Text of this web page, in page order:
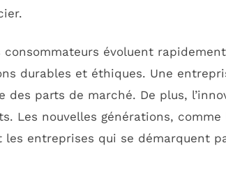
évoluent
durables et éthiques. Une
des parts de marché. De plus,
Les nouvelles générations,
les entreprises qui se démarquent